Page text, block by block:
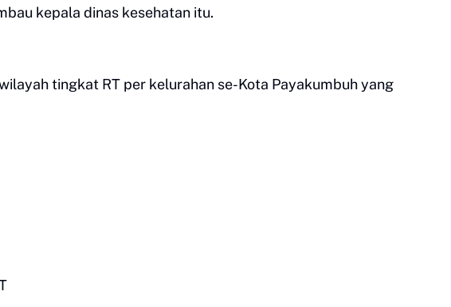
kepala dinas kesehatan itu.
tingkat RT per kelurahan se-Kota Payakumbuh yang